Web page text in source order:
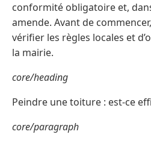
conformité obligatoire et,
amende. Avant de
vérifier les règles locales et
la mairie.
core/heading
Peindre une toiture : est-ce
core/paragraph